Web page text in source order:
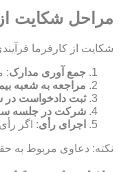
مراحل شکایت
شکایت از کارفرما
جمع آوری مدارک:
مراجعه به شعبه
ثبت دادخواست در
شرکت در جلسه
اجرای رأی: اگر
نکته: دعاوی مربوط به